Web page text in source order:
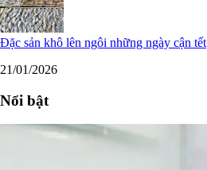
Đặc sản khô lên ngôi những ngày cận tết
21/01/2026
Nổi bật